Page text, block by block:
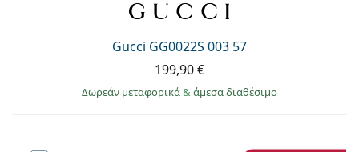
Gucci GG0022S 003 57
199,90 €
Δωρεάν μεταφορικά& άμεσα διαθέσιμο